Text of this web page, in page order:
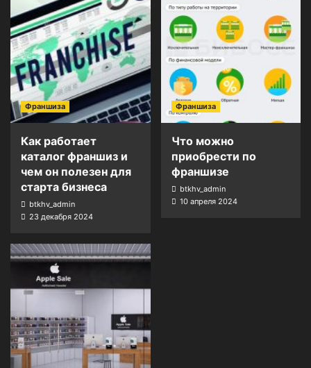
Франшиза
Как работает
каталог франшиз и
чем он полезен для
старта бизнеса
btkhv_admin
23 декабря 2024
Франшиза
Что можно
приобрести по
франшизе
btkhv_admin
10 апреля 2024